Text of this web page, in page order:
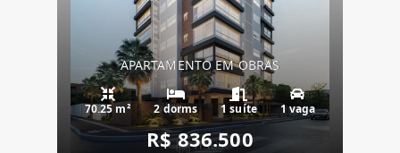
APARTAMENTO EM OBRAS
70.25 m² 2 dorms 1 suíte 1 vaga
R$ 836.500